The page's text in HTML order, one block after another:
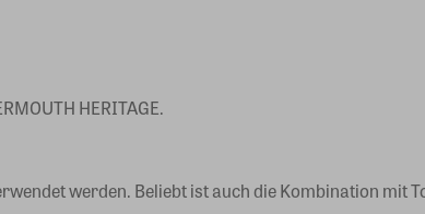
HERITAGE.
werden. Beliebt ist auch die Kombination mit